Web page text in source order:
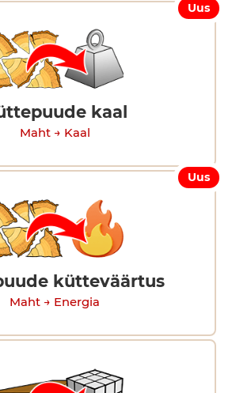
Uus
kaal
Maht → Kaal
Uus
kütteväärtus
Maht → Energia